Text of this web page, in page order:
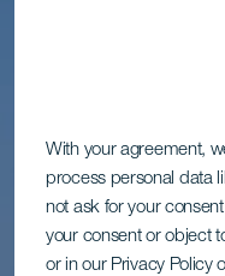
With your agreement,
process personal data
not ask for your
your consent or object
or in our Privacy Policy